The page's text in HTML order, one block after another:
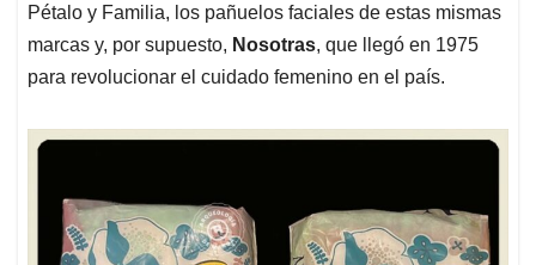
Pétalo y Familia, los pañuelos faciales de estas mismas
marcas y, por supuesto, Nosotras, que llegó en 1975
para revolucionar el cuidado femenino en el país.